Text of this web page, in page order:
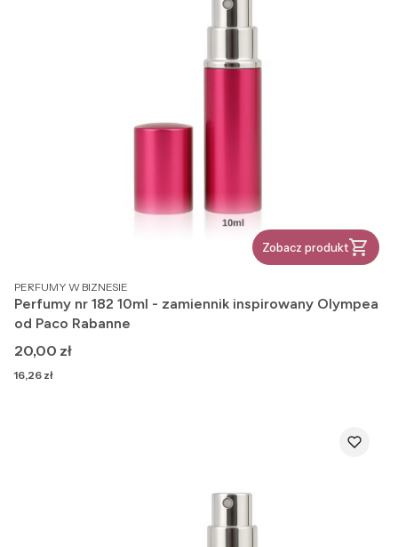
Zobacz produkt
PRODUCENT
PERFUMY W BIZNESIE
Perfumy nr 182 10ml - zamiennik inspirowany Olympea
od Paco Rabanne
Cena
20,00 zł
Cena
16,26 zł